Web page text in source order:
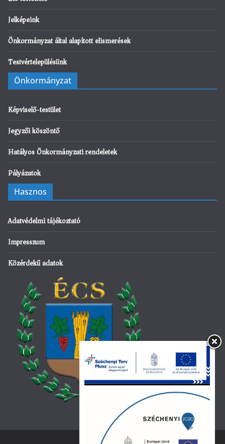
Jelképeink
Önkormányzat által alapított elismerések
Testvértelepülésünk
Önkormányzat
Képviselő-testület
Jegyzői köszöntő
Hatályos Önkormányzati rendeletek
Pályázatok
Hasznos
Adatvédelmi tájékoztató
Impresszum
Közérdekű adatok